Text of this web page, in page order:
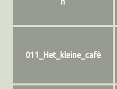
011_Het_kleine_cafè